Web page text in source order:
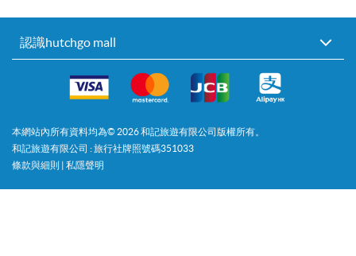
認識hutchgo mall
本網站內所有資料均為© 2026和記旅遊有限公司版權所有。
和記旅遊有限公司 : 旅行社牌照號碼351033
條款與細則 | 私隱聲明